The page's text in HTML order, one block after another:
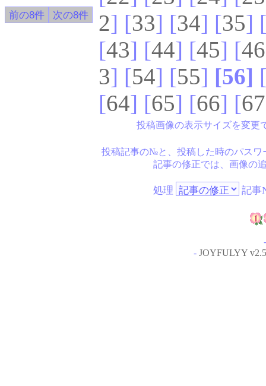
2] [33] [34] [35]
[43] [44] [45] [46
3] [54] [55] [56]
[64] [65] [66] [67
投稿画像の表示サイズを変更
投稿記事の№と、投稿した時のパスワ
記事の修正では、画像の
処理 記事
- JOYFULYY